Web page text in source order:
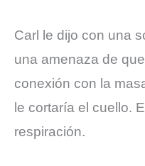
Carl le dijo con una
una amenaza de
conexión con la
le cortaría el cuello.
respiración.